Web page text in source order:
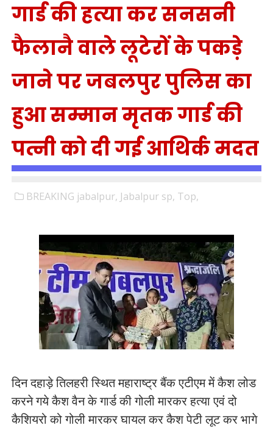
गार्ड की हत्या कर सनसनी
फैलानै वाले लूटेरों के पकड़े
जाने पर जबलपुर पुलिस का
हुआ सम्मान मृतक गार्ड की
पत्नी को दी गई आथिर्क मदत
BREAKING jabalpur, Jabalpur sp, Top,
दिन दहाड़े तिलहरी स्थित महाराष्ट्र बैंक एटीएम में कैश लोड
करने गये कैश वैन के गार्ड की गोली मारकर हत्या एवं दो
कैशियरो को गोली मारकर घायल कर कैश पेटी लूट कर भागे